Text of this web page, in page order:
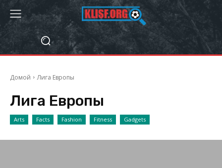
Домой Лига Европы
Лига Европы
Arts Facts Fashion Fitness Gadgets